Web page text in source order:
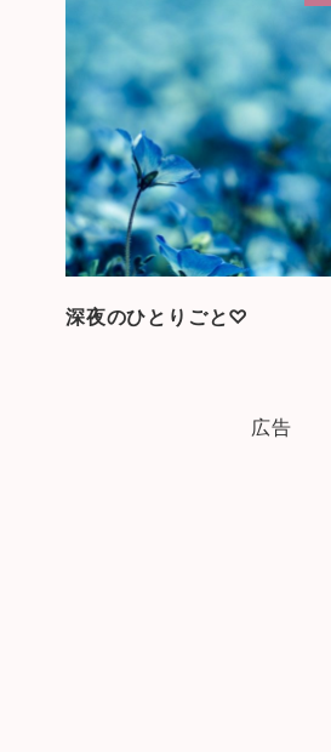
深夜のひとりごと♡
広告